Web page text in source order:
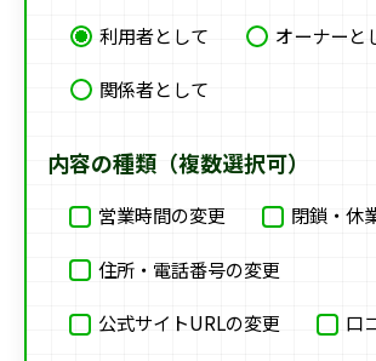
利用者として
オーナーと
関係者として
内容の種類（複数選択可）
営業時間の変更 閉鎖・休
住所・電話番号の変更
公式サイトURLの変更 口